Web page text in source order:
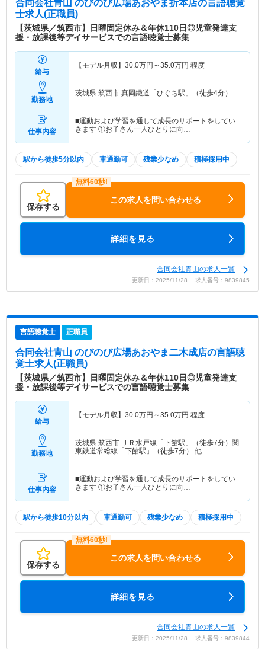
合同会社青山 のびのび広場あおやま折本店の言語聴覚
士求人(正職員)
【茨城県／筑西市】日曜固定休み＆年休110日◎児童発達支
援・放課後等デイサービスでの言語聴覚士募集
給与
【モデル月収】 30.0万円～35.0万円 程度
勤務地
茨城県 筑西市 真岡鐵道「ひぐち駅」（徒歩4分）
仕事内容
■運動および学習を通して成長のサポートをしてい
きます ①お子さん一人ひとりに向…
駅から徒歩5分以内 車通勤可 残業少なめ 積極採用中
保存する
この求人を問い合わせる
詳細を見る
合同会社青山の求人一覧
更新日：2025/11/28 求人番号：9839845
言語聴覚士 正職員
合同会社青山 のびのび広場あおやま二木成店の言語聴
覚士求人(正職員)
【茨城県／筑西市】日曜固定休み＆年休110日◎児童発達支
援・放課後等デイサービスでの言語聴覚士募集
給与
【モデル月収】 30.0万円～35.0万円 程度
勤務地
茨城県 筑西市 ＪＲ水戸線「下館駅」（徒歩7分）関
東鉄道常総線「下館駅」（徒歩7分） 他
仕事内容
■運動および学習を通して成長のサポートをしてい
きます ①お子さん一人ひとりに向…
駅から徒歩10分以内 車通勤可 残業少なめ 積極採用中
保存する
この求人を問い合わせる
詳細を見る
合同会社青山の求人一覧
更新日：2025/11/28 求人番号：9839844